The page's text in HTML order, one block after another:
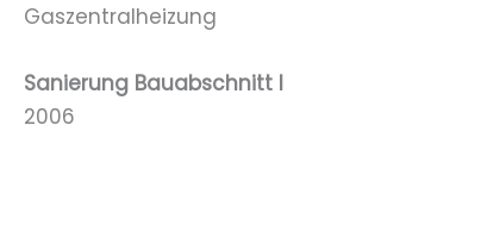
Gaszentralheizung
Sanierung Bauabschnitt I
2006